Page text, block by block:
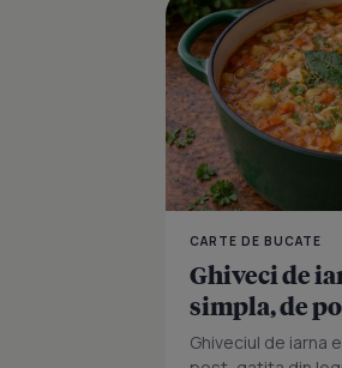
CARTE DE BUCATE
Ghiveci de
simpla, de
Ghiveciul de iarna